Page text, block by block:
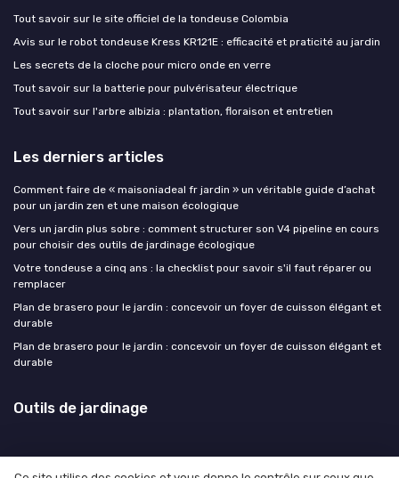
Tout savoir sur le site officiel de la tondeuse Colombia
Avis sur le robot tondeuse Kress KR121E : efficacité et praticité au jardin
Les secrets de la cloche pour micro onde en verre
Tout savoir sur la batterie pour pulvérisateur électrique
Tout savoir sur l'arbre albizia : plantation, floraison et entretien
Les derniers articles
Comment faire de « maisoniadeal fr jardin » un véritable guide d’achat
pour un jardin zen et une maison écologique
Vers un jardin plus sobre : comment structurer son V4 pipeline en cours
pour choisir des outils de jardinage écologique
Votre tondeuse a cinq ans : la checklist pour savoir s'il faut réparer ou
remplacer
Plan de brasero pour le jardin : concevoir un foyer de cuisson élégant et
durable
Plan de brasero pour le jardin : concevoir un foyer de cuisson élégant et
durable
Outils de jardinage